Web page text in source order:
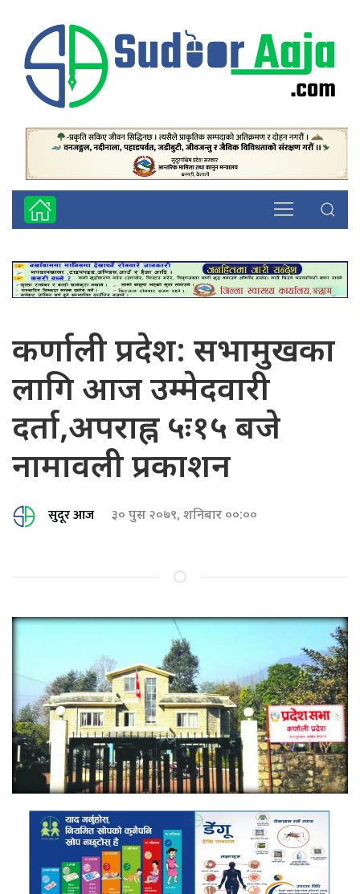
कर्णाली प्रदेश: सभामुखका
लागि आज उम्मेदवारी
दर्ता,अपराह्न ५ः१५ बजे
नामावली प्रकाशन
सुदूर आज ३० पुस २०७९, शनिबार ००:००